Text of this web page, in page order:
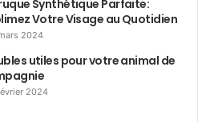
Synthétique Parfaite:
Votre Visage au Quotidien
2024
utiles pour votre animal de
2024